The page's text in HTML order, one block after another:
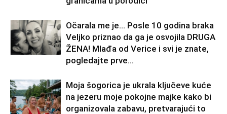
Očarala me je… Posle 10 godina braka
Veljko priznao da ga je osvojila DRUGA
ŽENA! Mlađa od Verice i svi je znate,
pogledajte prve...
Moja šogorica je ukrala ključeve kuće
na jezeru moje pokojne majke kako bi
organizovala zabavu, pretvarajući to